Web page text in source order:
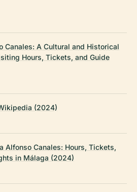
Canales: A Cultural and Historical
Hours, Tickets, and Guide
(2024)
Alfonso Canales: Hours, Tickets,
in Málaga (2024)